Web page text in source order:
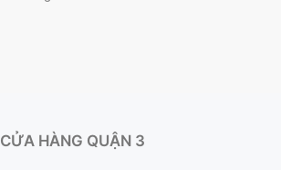
CỬA HÀNG QUẬN 3